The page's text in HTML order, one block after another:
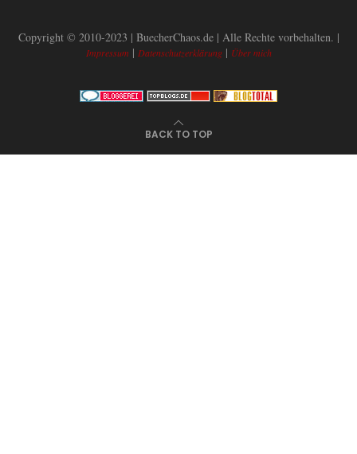
Copyright © 2010-2023 | BuecherChaos.de | Alle Rechte vorbehalten. |
Impressum | Datenschutzerklärung| Über mich
BACK TO TOP